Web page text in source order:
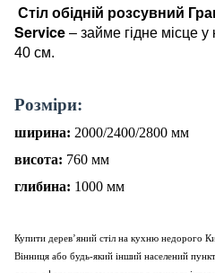
Стіл обідній розсувний
Service – займе гідне місце у
40 см.
Розміри:
ширина: 2000/2400/2800 мм
висота: 760 мм
глибина: 1000 мм
Купити дерев’яний стіл на кухню недорого
Вінниця або будь-який інший населений